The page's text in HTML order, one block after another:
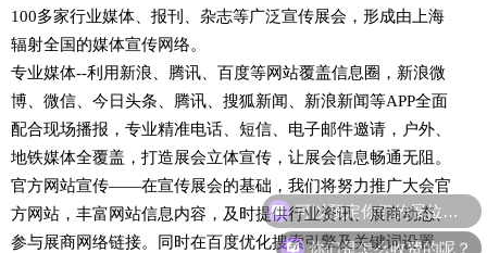
100多家行业媒体、报刊、杂志等广泛宣传展会，形成由上海
辐射全国的媒体宣传网络。
专业媒体--利用新浪、腾讯、百度等网站覆盖信息圈，新浪微
博、微信、今日头条、腾讯、搜狐新闻、新浪新闻等APP全面
配合现场播报，专业精准电话、短信、电子邮件邀请，户外、
地铁媒体全覆盖，打造展会立体宣传，让展会信息畅通无阻。
官方网站宣传——在宣传展会的基础，我们将努力推广大会官
方网站，丰富网站信息内容，及时提供行业资讯、展商动态、
参与展商网络链接。同时在百度优化搜索引擎及关键词设置，
可以预定你们的展位吗？
你们是怎么收费的呢？